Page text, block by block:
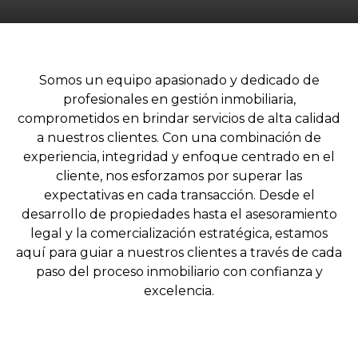
Somos un equipo apasionado y dedicado de
profesionales en gestión inmobiliaria,
comprometidos en brindar servicios de alta calidad
a nuestros clientes. Con una combinación de
experiencia, integridad y enfoque centrado en el
cliente, nos esforzamos por superar las
expectativas en cada transacción. Desde el
desarrollo de propiedades hasta el asesoramiento
legal y la comercialización estratégica, estamos
aquí para guiar a nuestros clientes a través de cada
paso del proceso inmobiliario con confianza y
excelencia.